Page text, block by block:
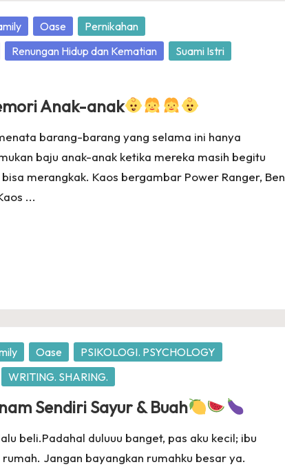
Oase
Pernikahan
Renungan Hidup dan Kematian
Suami Istri
Anak-anak
barang-barang yang selama ini hanya
baju anak-anak ketika mereka masih begitu
merangkak. Kaos bergambar Power Ranger, Ben
...
Oase
PSIKOLOGI. PSYCHOLOGY
WRITING. SHARING.
Sendiri Sayur & Buah
beli.Padahal duluuu banget, pas aku kecil; ibu
Jangan bayangkan rumahku besar ya.